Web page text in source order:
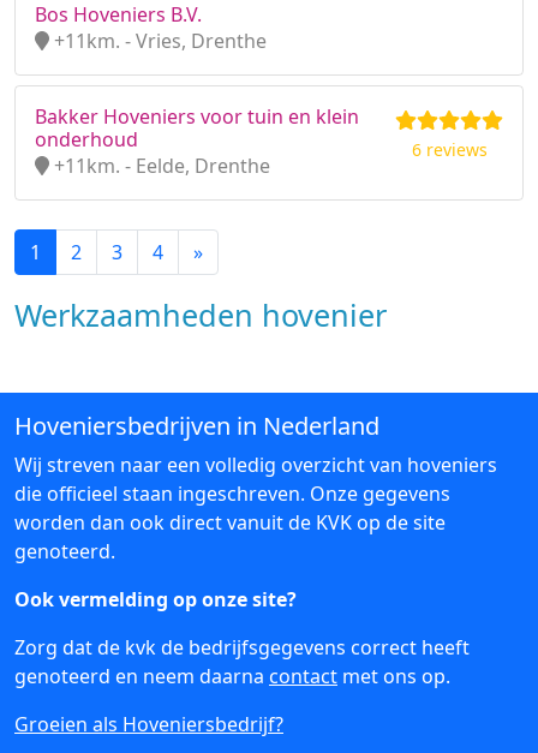
Bos Hoveniers B.V.
+11km. - Vries, Drenthe
Bakker Hoveniers voor tuin en klein
onderhoud
+11km. - Eelde, Drenthe
6 reviews
1 2 3 4 »
Werkzaamheden hovenier
Hoveniersbedrijven in Nederland
Wij streven naar een volledig overzicht van hoveniers
die officieel staan ingeschreven. Onze gegevens
worden dan ook direct vanuit de KVK op de site
genoteerd.
Ook vermelding op onze site?
Zorg dat de kvk de bedrijfsgegevens correct heeft
genoteerd en neem daarna contact met ons op.
Groeien als Hoveniersbedrijf?